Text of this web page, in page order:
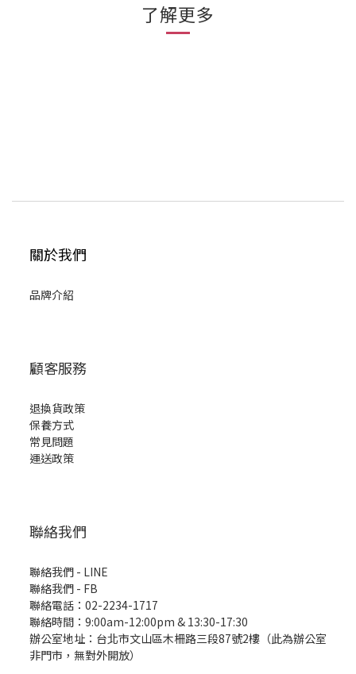
了解更多
關於我們
品牌介紹
顧客服務
退換貨政策
保養方式
常見問題
運送政策
聯絡我們
聯絡我們 - LINE
聯絡我們 - FB
聯絡電話：02-2234-1717
聯絡時間：9:00am-12:00pm & 13:30-17:30
辦公室地址：台北市文山區木柵路三段87號2樓（此為辦公室
非門市，無對外開放）